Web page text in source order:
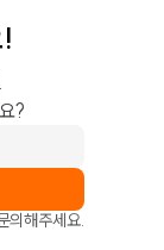
?
의해주세요.